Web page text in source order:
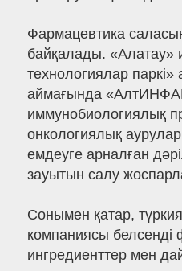
Фармацевтика
байқалады. «Алатау»
технологиялар
аймағында
иммунобиологиялық
онкологиялық
емдеуге арналған
зауытын салу
Сонымен қатар,
компаниясы белсенді
ингредиенттер мен